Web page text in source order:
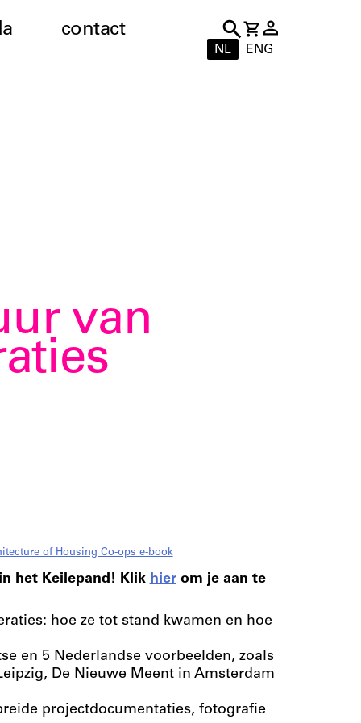
contact
NL ENG
van
of Housing Co-ops e-book
het Keilepand! Klik hierom je aan te
hoe ze tot stand kwamen en hoe
en 5 Nederlandse voorbeelden, zoals
De Nieuwe Meent in Amsterdam
projectdocumentaties, fotografie